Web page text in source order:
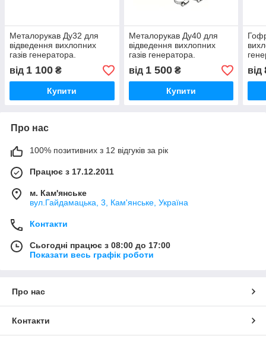
Металорукав Ду32 для
відведення вихлопних
газів генератора.
Металорукав для
генератора
від 1 100 ₴
Купити
Металорукав Ду40 для
відведення вихлопних
газів генератора.
Металорукав для
генератора
від 1 500₴
Купити
від
Про нас
100% позитивних з 12 відгуків за рік
Працює з 17.12.2011
м. Кам'янське
вул.Гайдамацька, 3, Кам'янське, Україна
Контакти
Сьогодні працює з 08:00 до 17:00
Показати весь графік роботи
Про нас
Контакти